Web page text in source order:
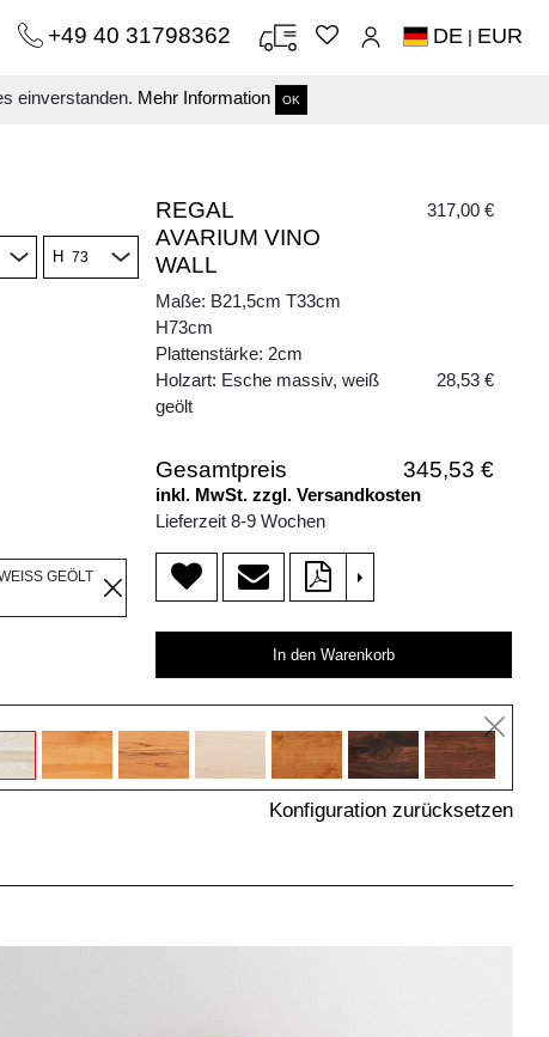
einverstanden. Mehr Information OK
+49 40 31798362 DE | EUR
H
GEÖLT
REGAL
AVARIUM VINO
WALL
317,00 €
Maße: B21,5cm T33cm
H73cm
Plattenstärke: 2cm
Holzart: Esche massiv, weiß
geölt
28,53 €
Gesamtpreis 345,53 €
inkl. MwSt. zzgl. Versandkosten
Lieferzeit 8-9 Wochen
>
In den Warenkorb
Konfiguration zurücksetzen